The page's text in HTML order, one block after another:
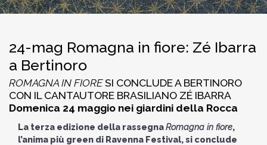
24-mag Romagna in fiore: Zé Ibarra
a Bertinoro
ROMAGNA IN FIORESI CONCLUDE A BERTINORO
CON IL CANTAUTORE BRASILIANO ZÉ IBARRA
Domenica 24 maggio nei giardini della Rocca
La terza edizione della rassegnaRomagna in fiore,
l’anima più green di Ravenna Festival, si conclude